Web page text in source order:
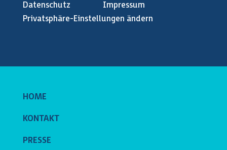
Datenschutz
Impressum
Privatsphäre-Einstellungen ändern
HOME
KONTAKT
PRESSE